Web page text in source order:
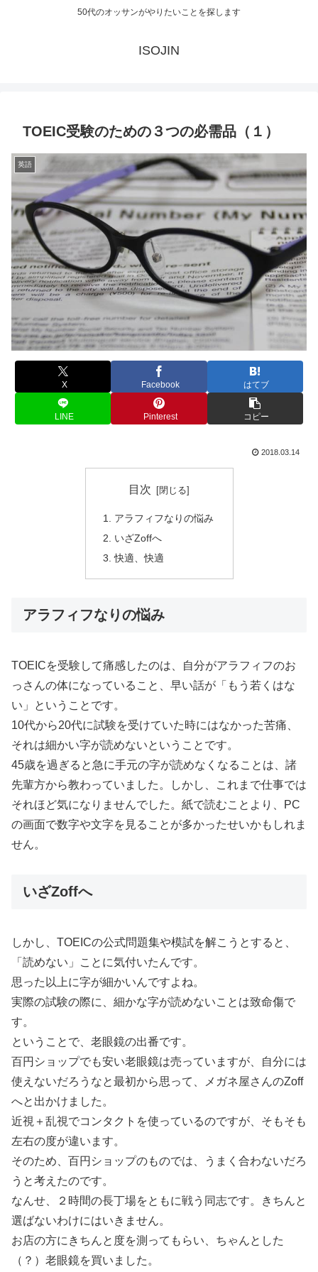
50代のオッサンがやりたいことを探します
ISOJIN
TOEIC受験のための３つの必需品（１）
英語
X Facebook はてブ
LINE Pinterest コピー
2018.03.14
目次
アラフィフなりの悩み
いざZoffへ
快適、快適
アラフィフなりの悩み
TOEICを受験して痛感したのは、自分がアラフィフのお
っさんの体になっていること、早い話が「もう若くはな
い」ということです。
10代から20代に試験を受けていた時にはなかった苦痛、
それは細かい字が読めないということです。
45歳を過ぎると急に手元の字が読めなくなることは、諸
先輩方から教わっていました。しかし、これまで仕事では
それほど気になりませんでした。紙で読むことより、PC
の画面で数字や文字を見ることが多かったせいかもしれま
せん。
いざZoffへ
しかし、TOEICの公式問題集や模試を解こうとすると、
「読めない」ことに気付いたんです。
思った以上に字が細かいんですよね。
実際の試験の際に、細かな字が読めないことは致命傷で
す。
ということで、老眼鏡の出番です。
百円ショップでも安い老眼鏡は売っていますが、自分には
使えないだろうなと最初から思って、メガネ屋さんのZoff
へと出かけました。
近視＋乱視でコンタクトを使っているのですが、そもそも
左右の度が違います。
そのため、百円ショップのものでは、うまく合わないだろ
うと考えたのです。
なんせ、２時間の長丁場をともに戦う同志です。きちんと
選ばないわけにはいきません。
お店の方にきちんと度を測ってもらい、ちゃんとした
（？）老眼鏡を買いました。